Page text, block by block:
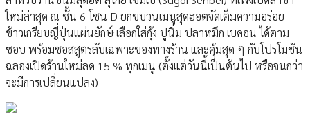
ใหม่ล่าสุด ณ ชั้น 6 โซน D ยกขบวนเมนูสุดฮอตจัดเต็มความอร่อย
ข้าวเกรียบญี่ปุ่นแผ่นยักษ์ เลือกใส่กุ้ง ปูนิ่ม ปลาหมึก เบคอน ได้ตาม
ชอบ พร้อมซอสสูตรลับเฉพาะของทางร้าน และคุ้มสุด ๆ กับโปรโมชัน
ฉลองเปิดร้านใหม่ลด 15 % ทุกเมนู (ตั้งแต่วันนี้เป็นต้นไป หรือจนกว่า
จะมีการเปลี่ยนแปลง)